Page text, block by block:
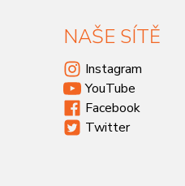
NAŠE SÍTĚ
Instagram
YouTube
Facebook
Twitter